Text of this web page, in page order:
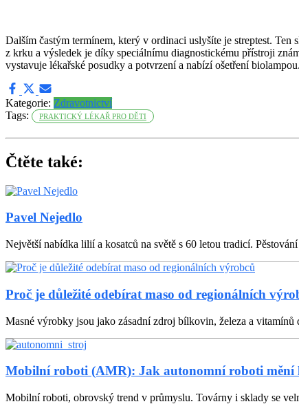
Dalším častým termínem, který v ordinaci uslyšíte je streptest.
z krku a výsledek je díky speciálnímu diagnostickému přístroji
vystavuje lékařské posudky a potvrzení a nabízí ošetření biolampou.
Kategorie: Zdravotnictví
Tags:
PRAKTICKÝ LÉKAŘ PRO DĚTI
Čtěte také:
Pavel Nejedlo
Největší nabídka lilií a kosatců na světě s 60 letou tradicí.
Proč je důležité odebírat maso od regionálních
Masné výrobky jsou jako zásadní zdroj bílkovin, železa a
Mobilní roboti (AMR): Jak autonomní roboti mění
Mobilní roboti, obrovský trend v průmyslu. Továrny i sklady se